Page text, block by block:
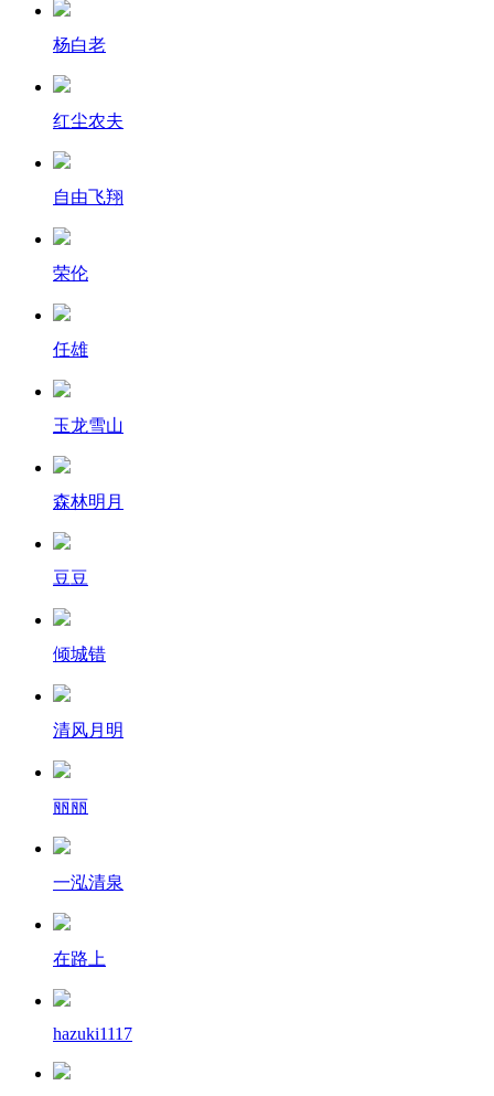
杨白老
红尘农夫
自由飞翔
荣伦
任雄
玉龙雪山
森林明月
豆豆
倾城错
清风月明
丽丽
一泓清泉
在路上
hazuki1117